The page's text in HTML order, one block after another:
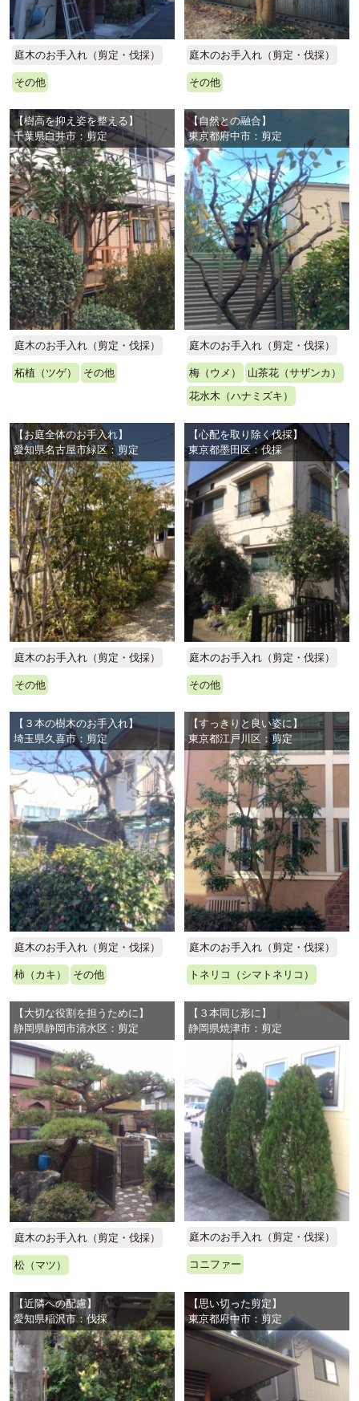
庭木のお手入れ（剪定・伐採）
その他
庭木のお手入れ（剪定・伐採）
その他
【樹高を抑え姿を整える】
千葉県白井市：剪定
庭木のお手入れ（剪定・伐採）
柘植（ツゲ） その他
【自然との融合】
東京都府中市：剪定
庭木のお手入れ（剪定・伐採）
梅（ウメ）
山茶花（サザンカ）
花水木（ハナミズキ）
【お庭全体のお手入れ】
愛知県名古屋市緑区：剪定
庭木のお手入れ（剪定・伐採）
その他
【心配を取り除く伐採】
東京都墨田区：伐採
庭木のお手入れ（剪定・伐採）
その他
【３本の樹木のお手入れ】
埼玉県久喜市：剪定
庭木のお手入れ（剪定・伐採）
柿（カキ） その他
【すっきりと良い姿に】
東京都江戸川区：剪定
庭木のお手入れ（剪定・伐採）
トネリコ（シマトネリコ）
【大切な役割を担うために】
静岡県静岡市清水区：剪定
庭木のお手入れ（剪定・伐採）
松（マツ）
【３本同じ形に】
静岡県焼津市：剪定
庭木のお手入れ（剪定・伐採）
コニファー
【近隣への配慮】
愛知県稲沢市：伐採
【思い切った剪定】
東京都府中市：剪定